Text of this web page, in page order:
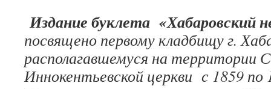
Издание буклета «Хабаровский
посвящено первому кладбищу г.
располагавшемуся на территории
Иннокентьевской церкви с 1859